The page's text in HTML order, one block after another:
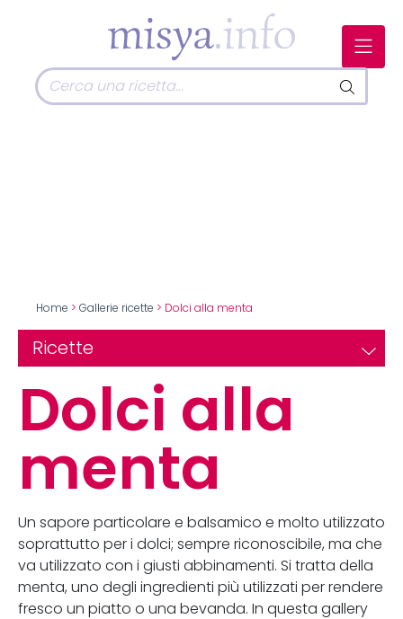
Home > Gallerie ricette > Dolci alla menta
Ricette
Dolci alla
menta
Un sapore particolare e balsamico e molto utilizzato
soprattutto per i dolci; sempre riconoscibile, ma che
va utilizzato con i giusti abbinamenti. Si tratta della
menta, uno degli ingredienti più utilizzati per rendere
fresco un piatto o una bevanda. In questa gallery